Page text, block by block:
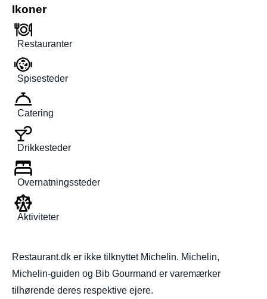
Ikoner
Restauranter
Spisesteder
Catering
Drikkesteder
Overnatningssteder
Aktiviteter
Restaurant.dk er ikke tilknyttet Michelin. Michelin,
Michelin-guiden og Bib Gourmand er varemærker
tilhørende deres respektive ejere.